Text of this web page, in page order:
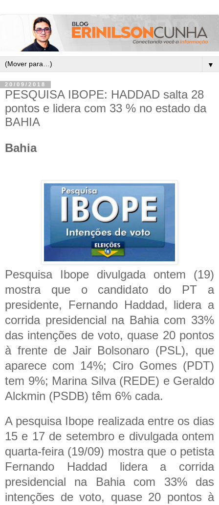
▼
20/09/2018
PESQUISA IBOPE: HADDAD salta 28
pontos e lidera com 33 % no estado da
BAHIA
Bahia
Pesquisa Ibope divulgada ontem (19)
mostra que o candidato do PT a
presidente, Fernando Haddad, lidera a
corrida presidencial na Bahia com 33%
das intenções de voto, quase 20 pontos
à frente de Jair Bolsonaro (PSL), que
aparece com 14%; Ciro Gomes (PDT)
tem 9%; Marina Silva (REDE) e Geraldo
Alckmin (PSDB) têm 6% cada.
A pesquisa Ibope realizada entre os dias
15 e 17 de setembro e divulgada ontem
quarta-feira (19/09) mostra que o petista
Fernando Haddad lidera a corrida
presidencial na Bahia com 33% das
intenções de voto, quase 20 pontos à